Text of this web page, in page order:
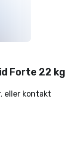
Forte 22 kg
eller kontakt